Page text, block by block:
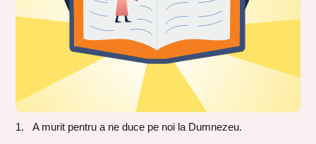
A murit pentru a ne duce pe noi la Dumnezeu.